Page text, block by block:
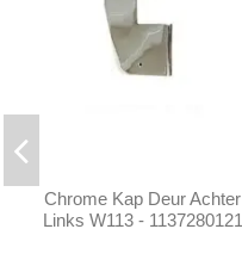
Chrome Kap Deur Achter
Links W113 - 1137280121